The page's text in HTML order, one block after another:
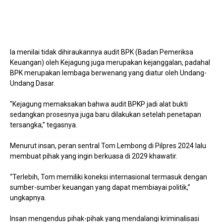
Ia menilai tidak dihiraukannya audit BPK (Badan Pemeriksa
Keuangan) oleh Kejagung juga merupakan kejanggalan, padahal
BPK merupakan lembaga berwenang yang diatur oleh Undang-
Undang Dasar.
"Kejagung memaksakan bahwa audit BPKP jadi alat bukti
sedangkan prosesnya juga baru dilakukan setelah penetapan
tersangka,” tegasnya.
Menurut insan, peran sentral Tom Lembong di Pilpres 2024 lalu
membuat pihak yang ingin berkuasa di 2029 khawatir.
“Terlebih, Tom memiliki koneksi internasional termasuk dengan
sumber-sumber keuangan yang dapat membiayai politik,”
ungkapnya.
Insan mengendus pihak-pihak yang mendalangi kriminalisasi